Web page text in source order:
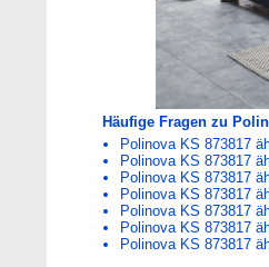
Häufige Fragen zu
Polinova KS 873817
Polinova KS 873817
Polinova KS 873817
Polinova KS 873817
Polinova KS 873817
Polinova KS 873817
Polinova KS 873817